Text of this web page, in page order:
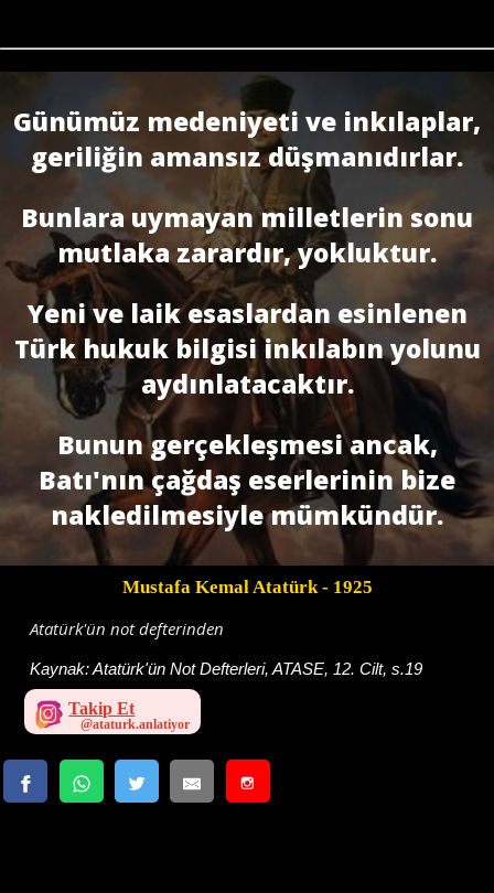
Günümüz medeniyeti ve inkılaplar,
geriliğin amansız düşmanıdırlar.
Bunlara uymayan milletlerin sonu
mutlaka zarardır, yokluktur.
Yeni ve laik esaslardan esinlenen
Türk hukuk bilgisi inkılabın yolunu
aydınlatacaktır.
Bunun gerçekleşmesi ancak,
Batı'nın çağdaş eserlerinin bize
nakledilmesiyle mümkündür.
Mustafa Kemal Atatürk- 1925
Atatürk'ün not defterinden
Kaynak:Atatürk'ün Not Defterleri, ATASE, 12. Cilt, s.19
Takip Et